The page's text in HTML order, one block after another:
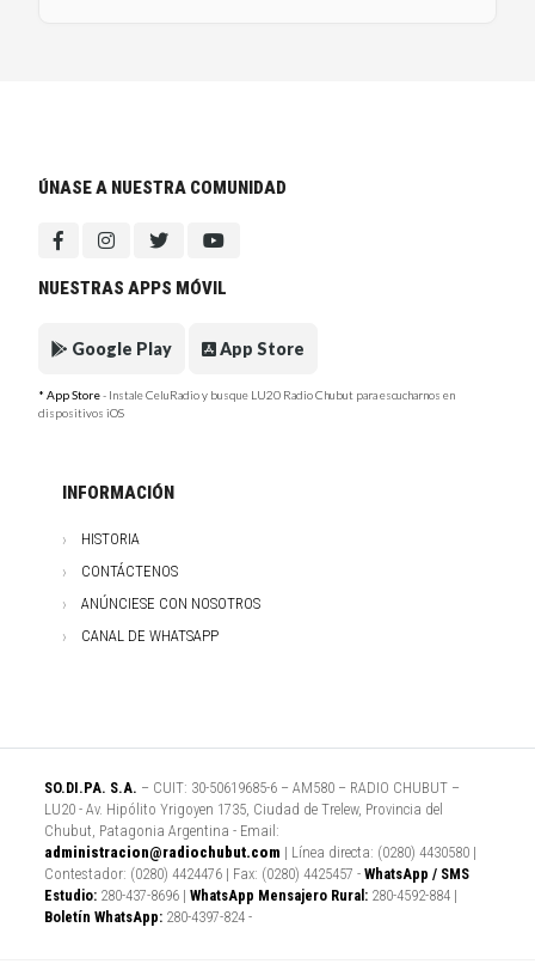
ÚNASE A NUESTRA COMUNIDAD
NUESTRAS APPS MÓVIL
Google Play App Store
* App Store- Instale CeluRadio y busque LU20 Radio Chubut para escucharnos en
dispositivos iOS
INFORMACIÓN
HISTORIA
CONTÁCTENOS
ANÚNCIESE CON NOSOTROS
CANAL DE WHATSAPP
SO.DI.PA. S.A. – CUIT: 30-50619685-6 – AM580 – RADIO CHUBUT –
LU20 - Av. Hipólito Yrigoyen 1735, Ciudad de Trelew, Provincia del
Chubut, Patagonia Argentina - Email:
administracion@radiochubut.com | Línea directa: (0280) 4430580 |
Contestador: (0280) 4424476 | Fax: (0280) 4425457 - WhatsApp / SMS
Estudio: 280-437-8696 | WhatsApp Mensajero Rural: 280-4592-884 |
Boletín WhatsApp: 280-4397-824 -